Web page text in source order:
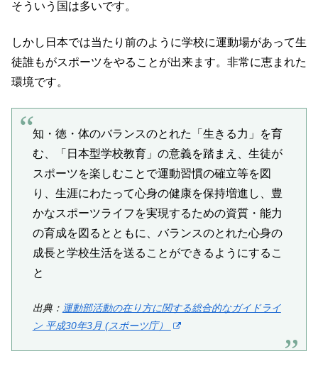
そういう国は多いです。
しかし日本では当たり前のように学校に運動場があって生
徒誰もがスポーツをやることが出来ます。非常に恵まれた
環境です。
知・徳・体のバランスのとれた「生きる力」を育
む、「日本型学校教育」の意義を踏まえ、生徒が
スポーツを楽しむことで運動習慣の確立等を図
り、生涯にわたって心身の健康を保持増進し、豊
かなスポーツライフを実現するための資質・能力
の育成を図るとともに、バランスのとれた心身の
成長と学校生活を送ることができるようにするこ
と
出典： 運動部活動の在り方に関する総合的なガイドライ
ン 平成30年3月 (スポーツ庁）